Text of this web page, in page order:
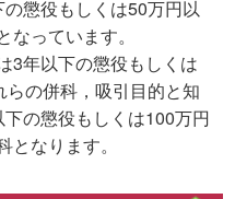
懲役もしくは50万円以
っています。
3年以下の懲役もしくは
の併科，吸引目的と知
の懲役もしくは100万円
なります。